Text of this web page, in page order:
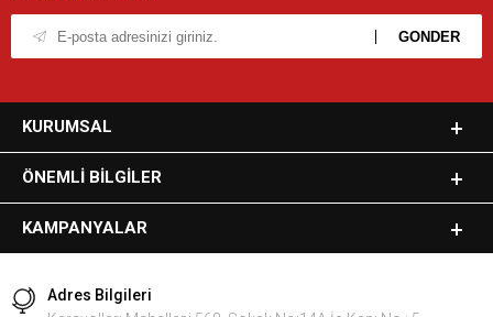
KURUMSAL
ÖNEMLI BILGILER
KAMPANYALAR
Adres Bilgileri